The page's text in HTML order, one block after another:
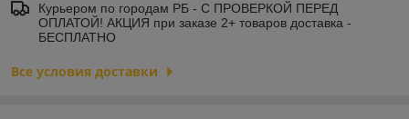
Курьером по городам РБ - С ПРОВЕРКОЙ ПЕРЕД
ОПЛАТОЙ! АКЦИЯ при заказе 2+ товаров доставка -
БЕСПЛАТНО
Все условия доставки